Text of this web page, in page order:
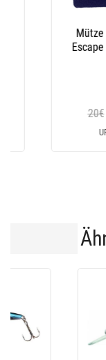
Männerjacke
Winter
100€